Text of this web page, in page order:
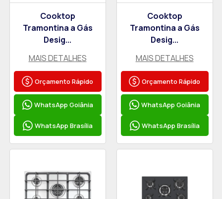
Cooktop
Tramontina a Gás
Desig...
MAIS DETALHES
Orçamento Rápido
WhatsApp Goiânia
WhatsApp Brasília
Cooktop
Tramontina a Gás
Desig...
MAIS DETALHES
Orçamento Rápido
WhatsApp Goiânia
WhatsApp Brasília